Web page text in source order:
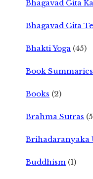
Bhagavad Gita
Bhagavad Gita
Bhakti Yoga (45)
Book Summaries
Books (2)
Brahma Sutras
Brihadaranyaka
Buddhism (1)